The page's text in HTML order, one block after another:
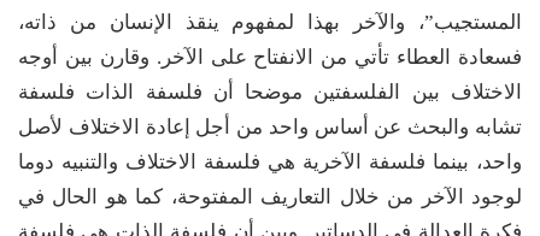
المستجيب”، والآخر بهذا لمفهوم ينقذ الإنسان من ذاته،
فسعادة العطاء تأتي من الانفتاح على الآخر. وقارن بين أوجه
الاختلاف بين الفلسفتين موضحا أن فلسفة الذات فلسفة
تشابه والبحث عن أساس واحد من أجل إعادة الاختلاف لأصل
واحد، بينما فلسفة الآخرية هي فلسفة الاختلاف والتنبيه دوما
لوجود الآخر من خلال التعاريف المفتوحة، كما هو الحال في